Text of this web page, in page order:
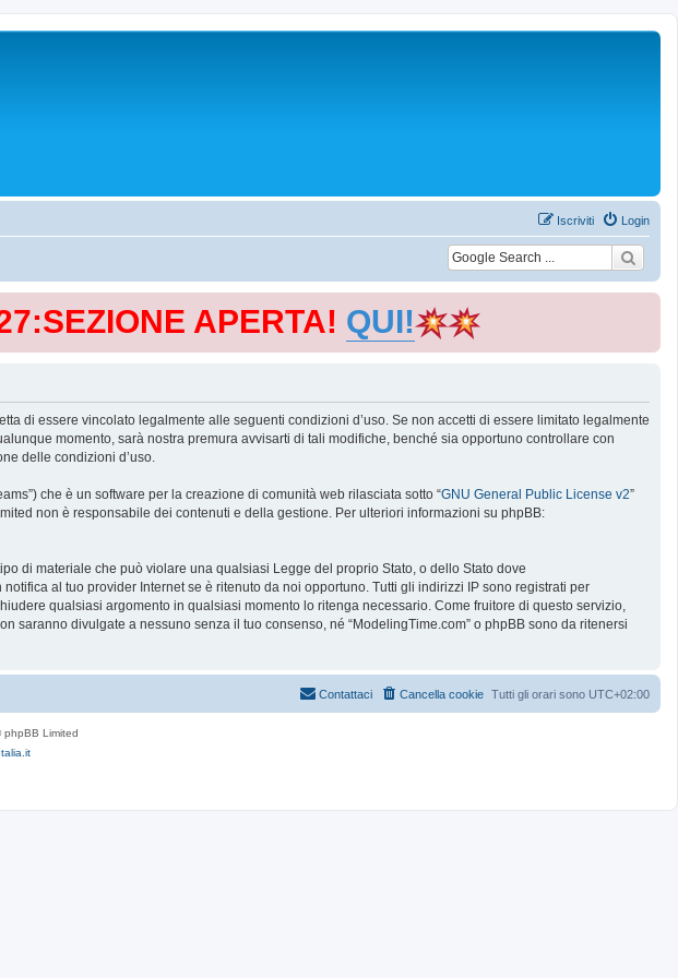
Login
Iscriviti
APERTA! QUI!
di essere vincolato legalmente alle seguenti condizioni d’uso. Se non accetti di essere limitato legalmente
momento, sarà nostra premura avvisarti di tali modifiche, benché sia opportuno controllare con
delle condizioni d’uso.
che è un software per la creazione di comunità web rilasciata sotto “GNU General Public License v2”
non è responsabile dei contenuti e della gestione. Per ulteriori informazioni su phpBB:
di materiale che può violare una qualsiasi Legge del proprio Stato, o dello Stato dove
al tuo provider Internet se è ritenuto da noi opportuno. Tutti gli indirizzi IP sono registrati per
qualsiasi argomento in qualsiasi momento lo ritenga necessario. Come fruitore di questo servizio,
divulgate a nessuno senza il tuo consenso, né “ModelingTime.com” o phpBB sono da ritenersi
Tutti gli orari sono UTC+02:00
Cancella cookie
Contattaci
Limited